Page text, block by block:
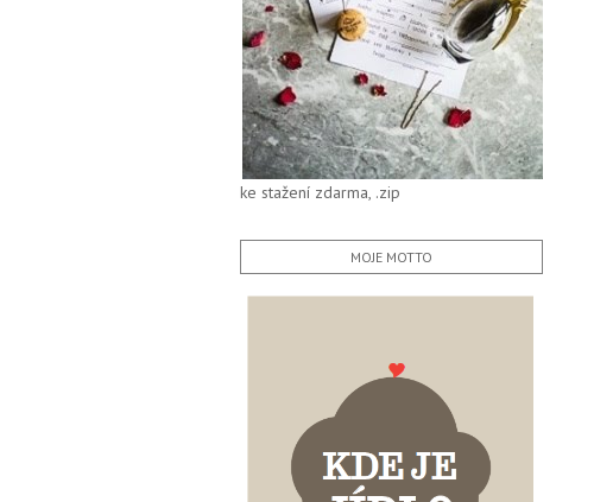
ke stažení zdarma, .zip
MOJE MOTTO